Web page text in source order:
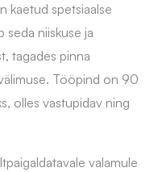
kaetud spetsiaalse
seda niiskuse ja
tagades pinna
Tööpind on 90
olles vastupidav ning
valamule